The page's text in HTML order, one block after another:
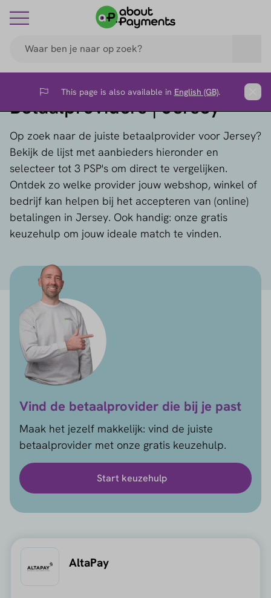
Flag This page is also available in English (GB).
Betaalproviders | Jersey
Op zoek naar de juiste betaalprovider voor Jersey?
Bekijk de lijst met aanbieders hieronder en
selecteer tot 3 PSP's om direct te vergelijken.
Ontdek zo welke provider jouw webshop, winkel of
bedrijf kan helpen bij het accepteren van (online)
betalingen in Jersey. Ook handig: onze gratis
keuzehulp om jouw ideale match te vinden.
Vind de betaalprovider die bij je past
Maak het jezelf makkelijk: vind de juiste
betaalprovider met onze gratis keuzehulp.
Start keuzehulp
AltaPay